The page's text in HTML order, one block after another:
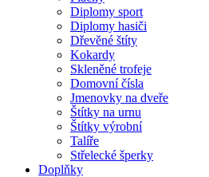
Diplomy sport
Diplomy hasiči
Dřevěné štíty
Kokardy
Skleněné trofeje
Domovní čísla
Jmenovky na dveře
Štítky na urnu
Štítky výrobní
Talíře
Střelecké šperky
Doplňky